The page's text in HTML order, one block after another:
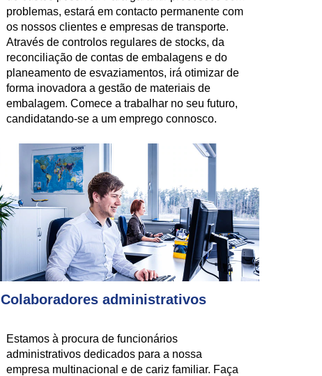
problemas, estará em contacto permanente com
os nossos clientes e empresas de transporte.
Através de controlos regulares de stocks, da
reconciliação de contas de embalagens e do
planeamento de esvaziamentos, irá otimizar de
forma inovadora a gestão de materiais de
embalagem. Comece a trabalhar no seu futuro,
candidatando-se a um emprego connosco.
Colaboradores administrativos
Estamos à procura de funcionários
administrativos dedicados para a nossa
empresa multinacional e de cariz familiar. Faça